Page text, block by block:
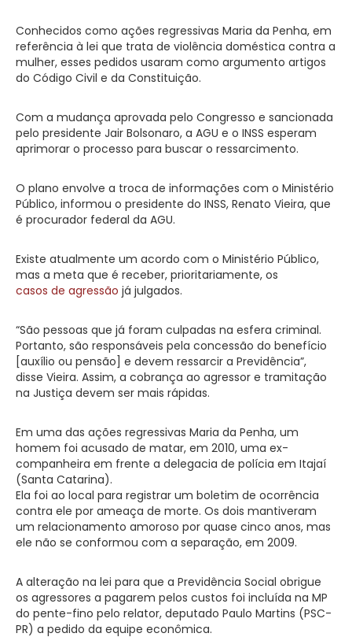
Conhecidos como ações regressivas Maria da Penha, em
referência à lei que trata de violência doméstica contra a
mulher, esses pedidos usaram como argumento artigos
do Código Civil e da Constituição.
Com a mudança aprovada pelo Congresso e sancionada
pelo presidente Jair Bolsonaro, a AGU e o INSS esperam
aprimorar o processo para buscar o ressarcimento.
O plano envolve a troca de informações com o Ministério
Público, informou o presidente do INSS, Renato Vieira, que
é procurador federal da AGU.
Existe atualmente um acordo com o Ministério Público,
mas a meta que é receber, prioritariamente, os
casos de agressão já julgados.
“São pessoas que já foram culpadas na esfera criminal.
Portanto, são responsáveis pela concessão do benefício
[auxílio ou pensão] e devem ressarcir a Previdência”,
disse Vieira. Assim, a cobrança ao agressor e tramitação
na Justiça devem ser mais rápidas.
Em uma das ações regressivas Maria da Penha, um
homem foi acusado de matar, em 2010, uma ex-
companheira em frente a delegacia de polícia em Itajaí
(Santa Catarina).
Ela foi ao local para registrar um boletim de ocorrência
contra ele por ameaça de morte. Os dois mantiveram
um relacionamento amoroso por quase cinco anos, mas
ele não se conformou com a separação, em 2009.
A alteração na lei para que a Previdência Social obrigue
os agressores a pagarem pelos custos foi incluída na MP
do pente-fino pelo relator, deputado Paulo Martins (PSC-
PR) a pedido da equipe econômica.